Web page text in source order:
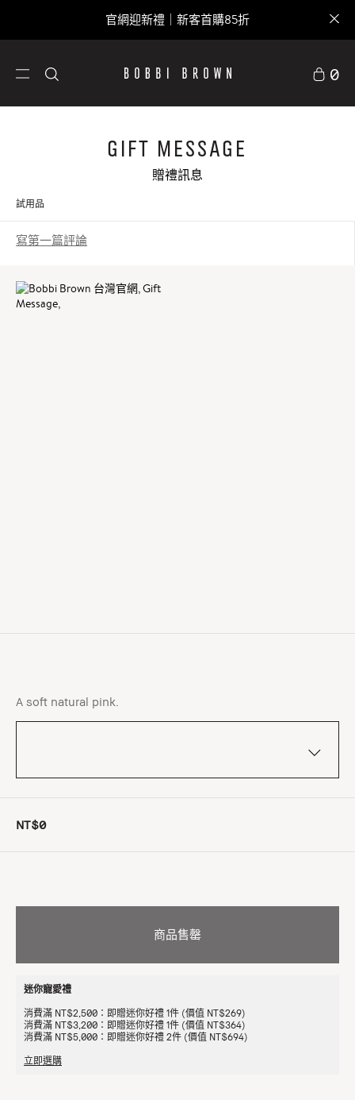
官網迎新禮｜新客首購85折
0
Gift Message
贈禮訊息
試用品
寫第一篇評論
A soft natural pink.
NT$0
商品售罄
迷你寵愛禮
消費滿 NT$2,500：即贈迷你好禮 1件 (價值 NT$269)
消費滿 NT$3,200：即贈迷你好禮 1件 (價值 NT$364)
消費滿 NT$5,000：即贈迷你好禮 2件 (價值 NT$694)
立即選購